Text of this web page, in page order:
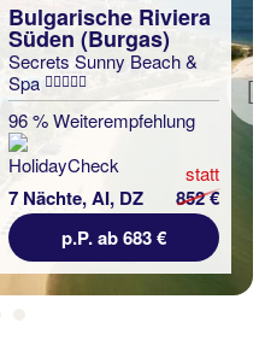
Bulgarische Riviera
Süden (Burgas)
Secrets Sunny Beach &
Spa
96 % Weiterempfehlung
7 Nächte, AI, DZ
statt
852 €
p.P. ab 683 €